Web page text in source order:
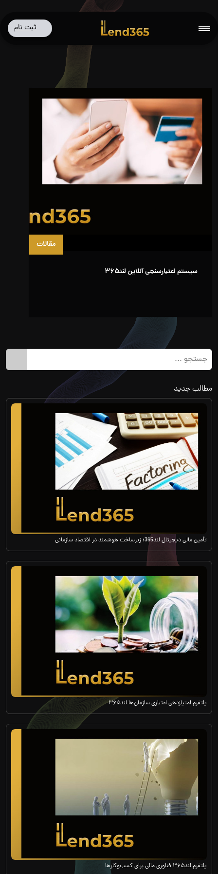
ثبت نام
مقالات
سیستم اعتبارسنجی آنلاین لند۳۶۵
مطالب جدید
تأمین مالی دیجیتال لند365؛ زیرساخت هوشمند در اقتصاد سازمانی
پلتفرم امتیازدهی اعتباری سازمان‌ها لند۳۶۵
پلتفرم لند۳۶۵ فناوری مالی برای کسب‌وکارها